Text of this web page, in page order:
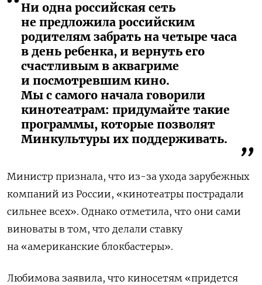
Ни одна российская сеть
не предложила российским
родителям забрать на четыре часа
в день ребенка, и вернуть его
счастливым в аквагриме
и посмотревшим кино.
Мы с самого начала говорили
кинотеатрам: придумайте такие
программы, которые позволят
Минкультуры их поддерживать.
Министр признала, что из-за ухода зарубежных
компаний из России, «кинотеатры пострадали
сильнее всех». Однако отметила, что они сами
виноваты в том, что делали ставку
на «американские блокбастеры».
Любимова заявила, что киносетям «придется